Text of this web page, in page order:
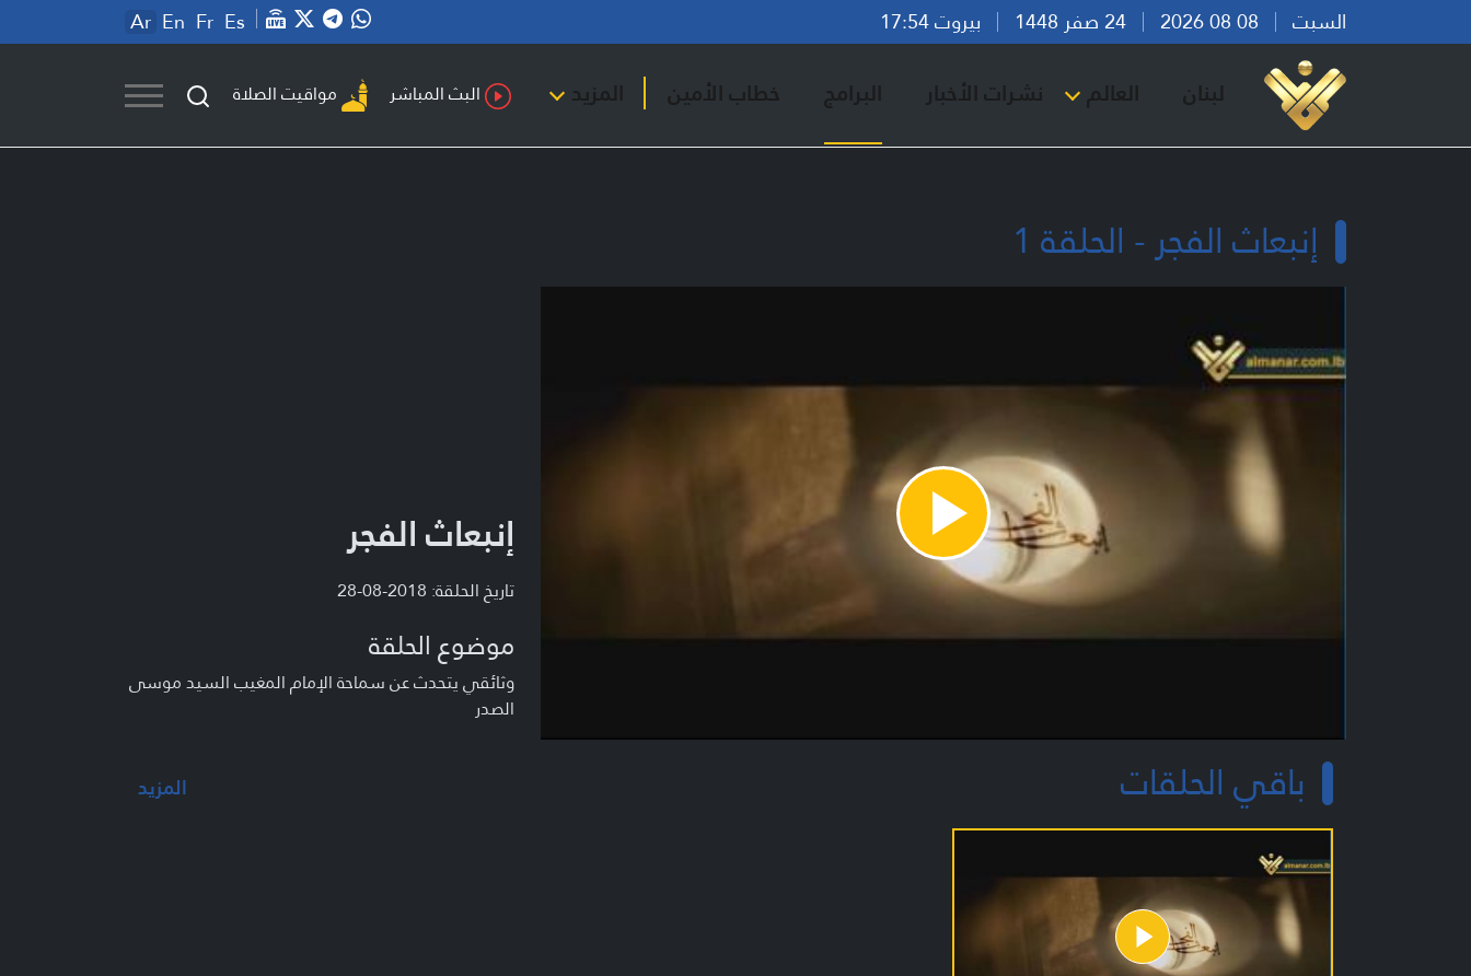
السبت بيروت 17:54 Ar En Fr Es
لبنان العالم نشرات الأخبار البرامج خطاب الأمين المزيد البث المباشر مواقيت الصلاة
إنبعاث الفجر - الحلقة 1
Play
Video
إنبعاث الفجر
تاريخ الحلقة: 2018-08-28
موضوع الحلقة
وثائقي يتحدث عن سماحة الإمام المغيب السيد موسى
الصدر
باقي الحلقات المزيد